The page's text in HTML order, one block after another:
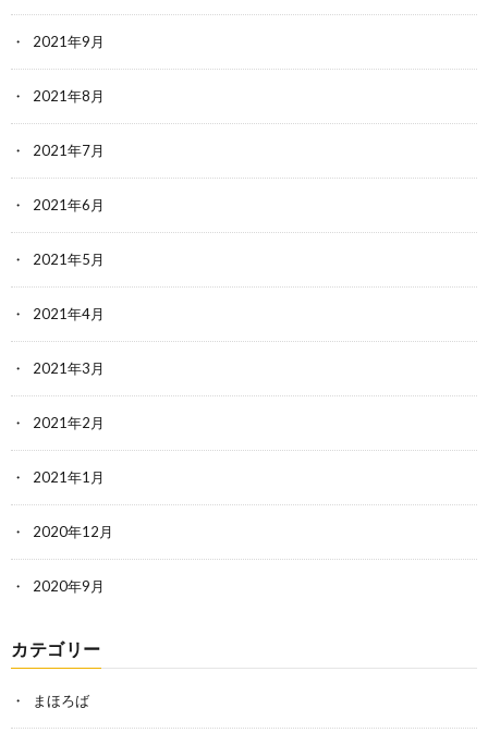
2021年9月
2021年8月
2021年7月
2021年6月
2021年5月
2021年4月
2021年3月
2021年2月
2021年1月
2020年12月
2020年9月
カテゴリー
まほろば